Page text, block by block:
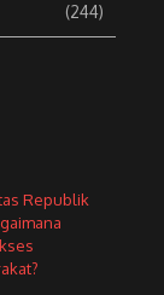
(244)
Republik